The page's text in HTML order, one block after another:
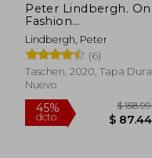
Peter Lindbergh. On
Fashion
Photography. 40Th
Anniversary Edition
(en Inglés)
Lindbergh, Peter
(6)
Taschen, 2020, Tapa Dura,
Nuevo